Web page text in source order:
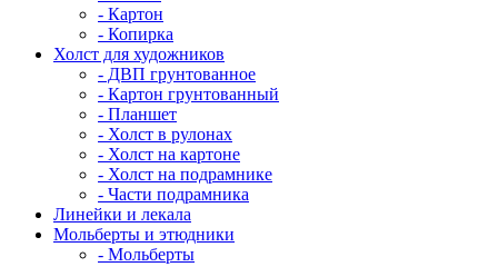
- Картон
- Копирка
Холст для художников
- ДВП грунтованное
- Картон грунтованный
- Планшет
- Холст в рулонах
- Холст на картоне
- Холст на подрамнике
- Части подрамника
Линейки и лекала
Мольберты и этюдники
- Мольберты